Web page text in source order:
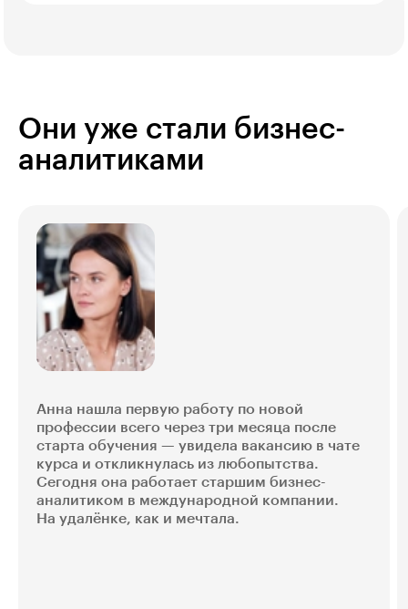
Они уже стали бизнес-
аналитиками
Анна нашла первую работу по новой
профессии всего через три месяца после
старта обучения — увидела вакансию в чате
курса и откликнулась из любопытства.
Сегодня она работает старшим бизнес-
аналитиком в международной компании.
На удалёнке, как и мечтала.